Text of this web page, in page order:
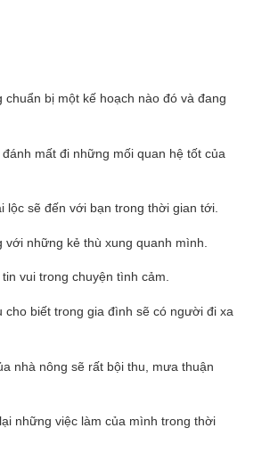
bị một kế hoạch nào đó và đang
mất đi những mối quan hệ tốt của
lộc sẽ đến với bạn trong thời gian tới.
những kẻ thù xung quanh mình.
vui trong chuyện tình cảm.
biết trong gia đình sẽ có người đi xa
nhà nông sẽ rất bội thu, mưa thuận
những việc làm của mình trong thời